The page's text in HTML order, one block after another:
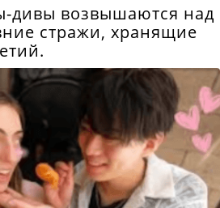
дивы возвышаются над
стражи, хранящие